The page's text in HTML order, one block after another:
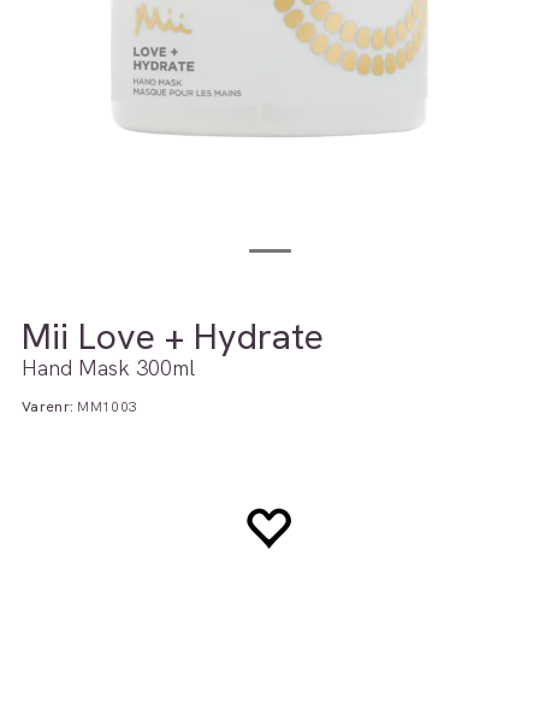
Mii Love + Hydrate
Hand Mask 300ml
Varenr: MM1003